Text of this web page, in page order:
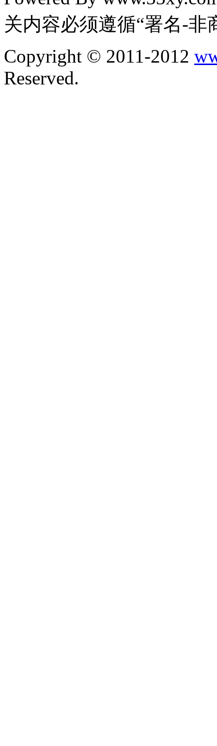
关内容必须遵循“署名-非
Copyright © 2011-2012
Reserved.